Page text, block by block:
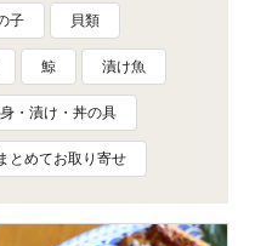
子 貝類
鯨 漬け魚
・漬け・丼の具
とめてお取り寄せ